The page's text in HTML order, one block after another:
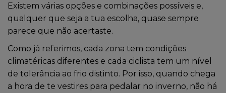
Existem várias opções e combinações possíveis e,
qualquer que seja a tua escolha, quase sempre
parece que não acertaste.
Como já referimos, cada zona tem condições
climatéricas diferentes e cada ciclista tem um nível
de tolerância ao frio distinto. Por isso, quando chega
a hora de te vestires para pedalar no inverno, não há